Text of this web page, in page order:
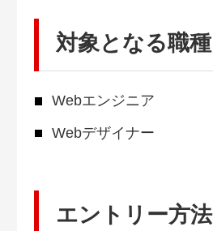
対象となる職種
Webエンジニア
Webデザイナー
エントリー方法